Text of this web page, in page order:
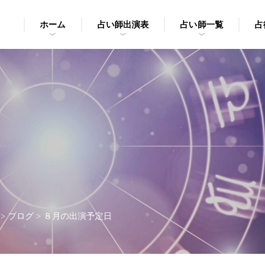
ホーム 占い師出演表 占い師一覧 占
>ブログ > ８月の出演予定日